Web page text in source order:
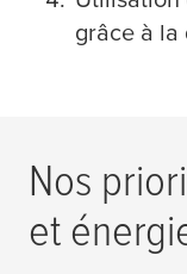
grâce à
Nos
et